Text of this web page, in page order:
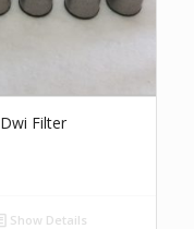
Filter
Show Details